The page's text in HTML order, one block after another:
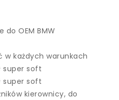
OEM BMW
w każdych warunkach
super soft
super soft
kierownicy, do